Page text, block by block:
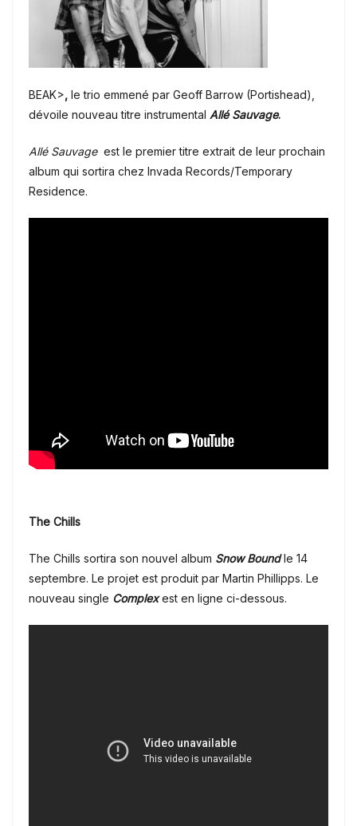
BEAK>, le trio emmené par Geoff Barrow (Portishead),
dévoile nouveau titre instrumental Allé Sauvage.
Allé Sauvage est le premier titre extrait de leur prochain
album qui sortira chez Invada Records/Temporary
Residence.
The Chills
The Chills sortira son nouvel album Snow Boundle 14
septembre. Le projet est produit par Martin Phillipps. Le
nouveau single Complex est en ligne ci-dessous.